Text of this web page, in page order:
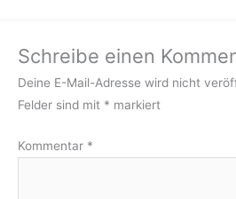
Schreibe einen
Deine E-Mail-Adresse wird nicht
Felder sind mit * markiert
Kommentar *